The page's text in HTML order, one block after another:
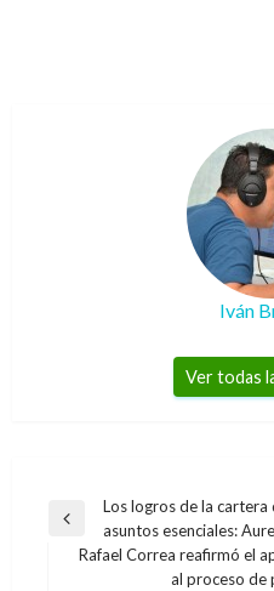
Iván
Ver todas
Navegación
Entrada
anterior
Los logros de la
asuntos esenciales:
Rafael Correa reafirmó el
al proceso de